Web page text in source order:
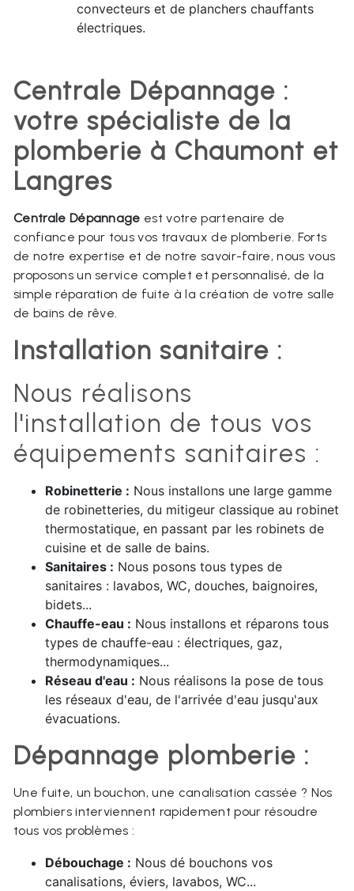
convecteurs et de planchers chauffants
électriques.
Centrale Dépannage :
votre spécialiste de la
plomberie à Chaumont et
Langres
Centrale Dépannage est votre partenaire de
confiance pour tous vos travaux de plomberie. Forts
de notre expertise et de notre savoir-faire, nous vous
proposons un service complet et personnalisé, de la
simple réparation de fuite à la création de votre salle
de bains de rêve.
Installation sanitaire :
Nous réalisons
l'installation de tous vos
équipements sanitaires :
Robinetterie : Nous installons une large gamme
de robinetteries, du mitigeur classique au robinet
thermostatique, en passant par les robinets de
cuisine et de salle de bains.
Sanitaires : Nous posons tous types de
sanitaires : lavabos, WC, douches, baignoires,
bidets...
Chauffe-eau : Nous installons et réparons tous
types de chauffe-eau : électriques, gaz,
thermodynamiques...
Réseau d'eau : Nous réalisons la pose de tous
les réseaux d'eau, de l'arrivée d'eau jusqu'aux
évacuations.
Dépannage plomberie :
Une fuite, un bouchon, une canalisation cassée ? Nos
plombiers interviennent rapidement pour résoudre
tous vos problèmes :
Débouchage : Nous dé bouchons vos
canalisations, éviers, lavabos, WC...